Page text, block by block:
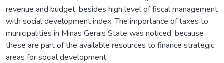
revenue and budget, besides high level of fiscal management
with social development index. The importance of taxes to
municipalities in Minas Gerais State was noticed, because
these are part of the available resources to finance strategic
areas for social development.